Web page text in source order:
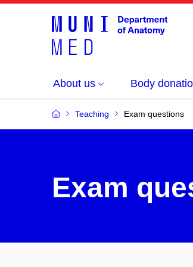
About us Body
Teaching Exam questions
Exam